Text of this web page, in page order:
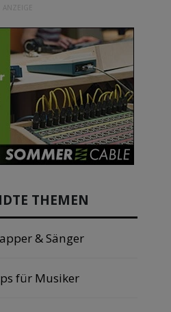
ANZEIGE
THEMEN
& Sänger
für Musiker